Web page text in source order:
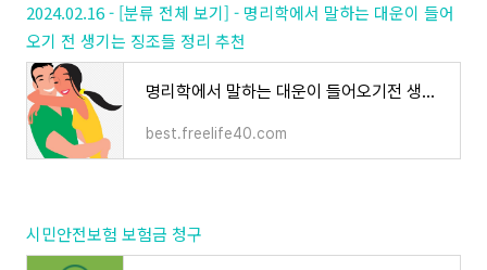
2024.02.16 - [분류 전체 보기] - 명리학에서 말하는 대운이 들어
오기 전 생기는 징조들 정리 추천
명리학에서 말하는 대운이 들어오기전 생기는 징조들 정리 추천
best.freelife40.com
시민안전보험 보험금 청구